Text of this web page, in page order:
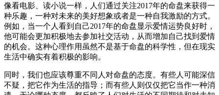
像看电影、读小说一样，人们通过关注2017年的命盘来获得一
种乐趣，一种对未来的美好想象或者是一种自我激励的方式。
例如，当一个人看到自己2017年的命盘显示爱情运势良好时，
他可能会更加积极地去参加社交活动，从而增加自己找到爱情
的机会。这种心理作用虽然不是基于命盘的科学性，但在现实
生活中确实有着积极的影响。
同时，我们也应该尊重不同人对命盘的态度。有些人可能深信
不疑，把它作为生活的指导；而有些人则仅仅把它当作一种消